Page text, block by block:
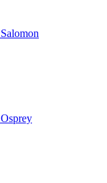
Salomon
Osprey